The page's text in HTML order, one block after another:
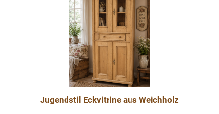
Jugendstil Eckvitrine aus Weichholz